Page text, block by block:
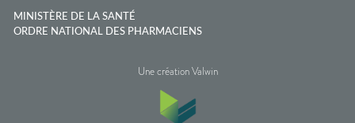
MINISTÈRE DE LA SANTÉ
ORDRE NATIONAL DES PHARMACIENS
Une création Valwin